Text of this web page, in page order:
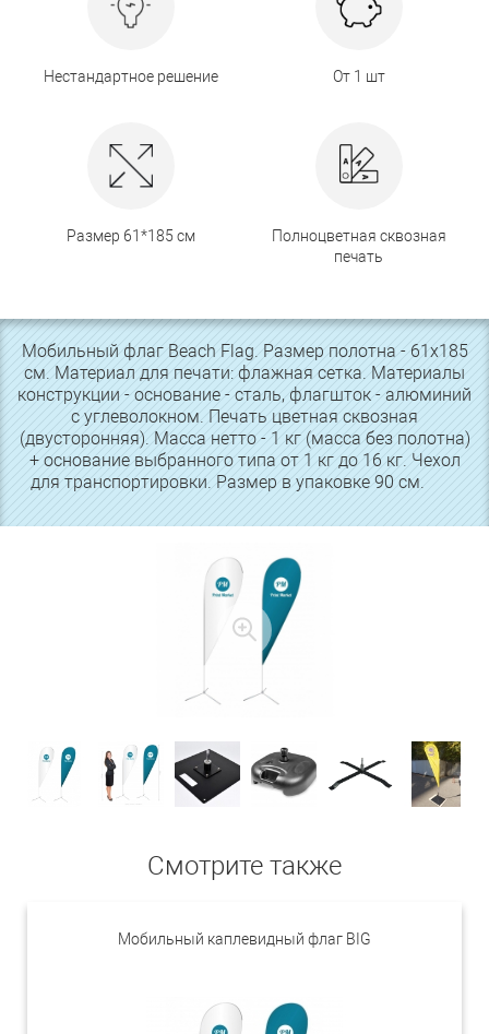
Нестандартное решение От 1 шт
Размер 61*185 см
Полноцветная сквозная
печать
Мобильный флаг Beach Flag. Размер полотна - 61х185
см. Материал для печати: флажная сетка. Материалы
конструкции - основание - сталь, флагшток - алюминий
с углеволокном. Печать цветная сквозная
(двусторонняя). Масса нетто - 1 кг (масса без полотна)
+ основание выбранного типа от 1 кг до 16 кг. Чехол
для транспортировки. Размер в упаковке 90 см.
Смотрите также
Мобильный каплевидный флаг BIG